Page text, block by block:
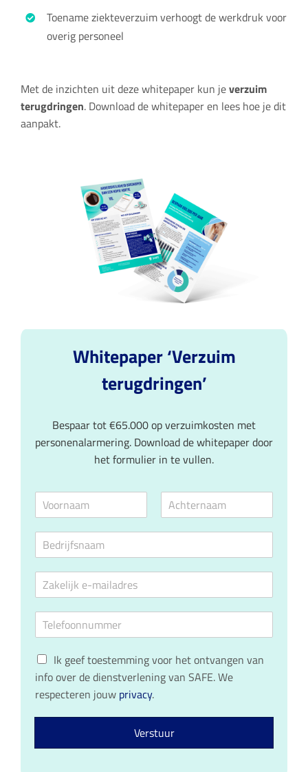
Toename ziekteverzuim verhoogt de werkdruk voor
overig personeel
Met de inzichten uit deze whitepaper kun jeverzuim
terugdringen. Download de whitepaper en lees hoe je dit
aanpakt.
Whitepaper ‘Verzuim
terugdringen’
Bespaar tot €65.000 op verzuimkosten met
personenalarmering. Download de whitepaper door
het formulier in te vullen.
N
*
V
o
r
m
A
c
t
a
a
B
i
s
a
a
m
*
E
i
a
d
e
s
T
e
f
o
o
n
G
D
P
R
c
s
Ik geef toestemming voor het ontvangen van
info over de dienstverlening van SAFE. We
respecteren jouw privacy.
Verstuur